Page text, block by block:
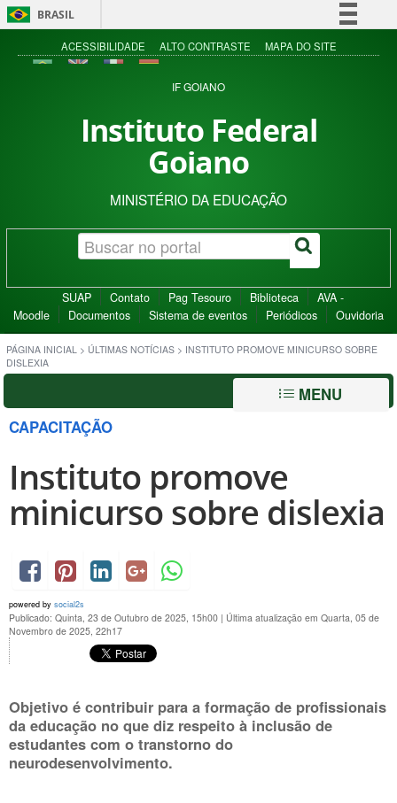
BRASIL
Simplifique!
Acesso à informação
ACESSIBILIDADE ALTO CONTRASTE MAPA DO SITE
IF GOIANO
Instituto Federal
Goiano
MINISTÉRIO DA EDUCAÇÃO
SUAP Contato Pag Tesouro Biblioteca
AVA -
Moodle
Documentos Sistema de eventos Periódicos Ouvidoria
PÁGINA INICIAL > ÚLTIMAS NOTÍCIAS > INSTITUTO PROMOVE MINICURSO SOBRE
DISLEXIA
MENU
CAPACITAÇÃO
Instituto promove
minicurso sobre dislexia
powered by social2s
Publicado: Quinta, 23 de Outubro de 2025, 15h00 | Última atualização em Quarta, 05 de
Novembro de 2025, 22h17
Objetivo é contribuir para a formação de profissionais
da educação no que diz respeito à inclusão de
estudantes com o transtorno do
neurodesenvolvimento.